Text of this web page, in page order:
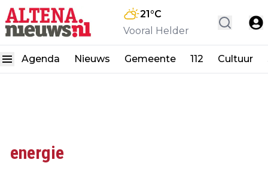
21°C
Vooral Helder
Agenda Nieuws Gemeente 112 Cultuur
energie